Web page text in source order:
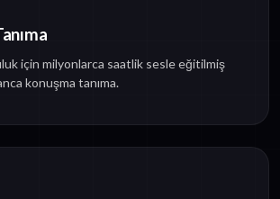
için milyonlarca saatlik sesle eğitilmiş
konuşma tanıma.